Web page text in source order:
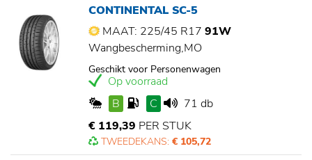
CONTINENTAL SC-5
MAAT: 225/45 R17 91W
Wangbescherming,MO
Geschikt voor Personenwagen
Op voorraad
B
C
71 db
€ 119,39 PER STUK
TWEEDEKANS: € 105,72